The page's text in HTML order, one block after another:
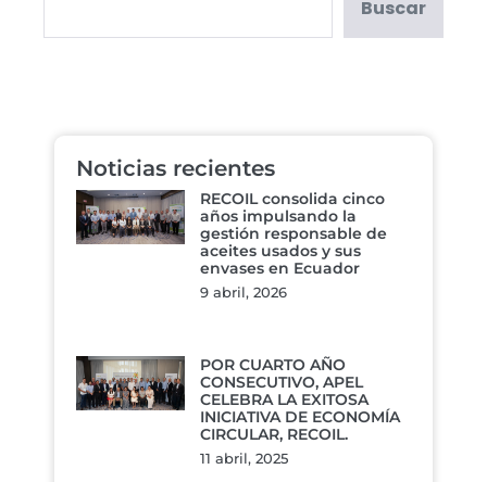
Buscar
Noticias recientes
RECOIL consolida cinco
años impulsando la
gestión responsable de
aceites usados y sus
envases en Ecuador
9 abril, 2026
POR CUARTO AÑO
CONSECUTIVO, APEL
CELEBRA LA EXITOSA
INICIATIVA DE ECONOMÍA
CIRCULAR, RECOIL.
11 abril, 2025